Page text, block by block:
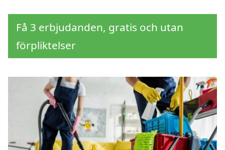
Få 3 erbjudanden, gratis och utan
förpliktelser